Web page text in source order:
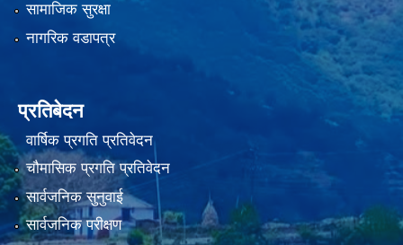
सामाजिक सुरक्षा
नागरिक वडापत्र
प्रतिबेदन
वार्षिक प्रगति प्रतिवेदन
चौमासिक प्रगति प्रतिवेदन
सार्वजनिक सुनुवाई
सार्वजनिक परीक्षण